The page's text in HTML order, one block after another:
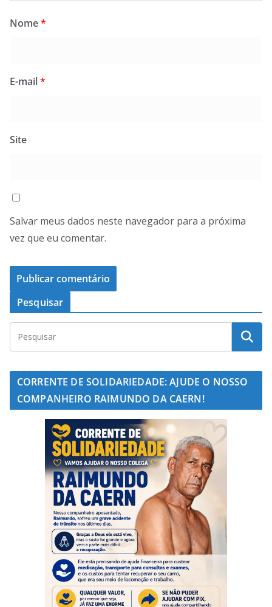
Nome*
E-mail*
Site
Salvar meus dados neste navegador para a próxima
vez que eu comentar.
Pesquisar
CORRENTE DE SOLIDARIEDADE: AJUDE O NOSSO
COMPANHEIRO RAIMUNDO DA CAERN!